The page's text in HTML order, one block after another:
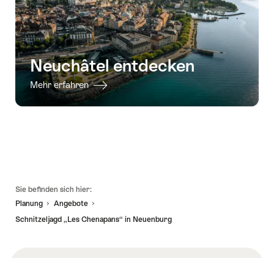
Neuchâtel entdecken
Mehr erfahren
Sie befinden sich hier:
Planung
Angebote
Schnitzeljagd „Les Chenapans“ in Neuenburg